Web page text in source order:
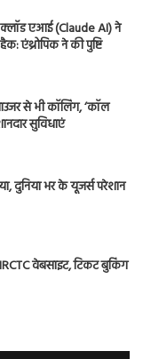
क्लॉड एआई (Claude AI) ने
एंथ्रोपिक ने की पुष्टि
से भी कॉलिंग, ‘कॉल
सुविधाएं
दुनिया भर के यूजर्स परेशान
वेबसाइट, टिकट बुकिंग